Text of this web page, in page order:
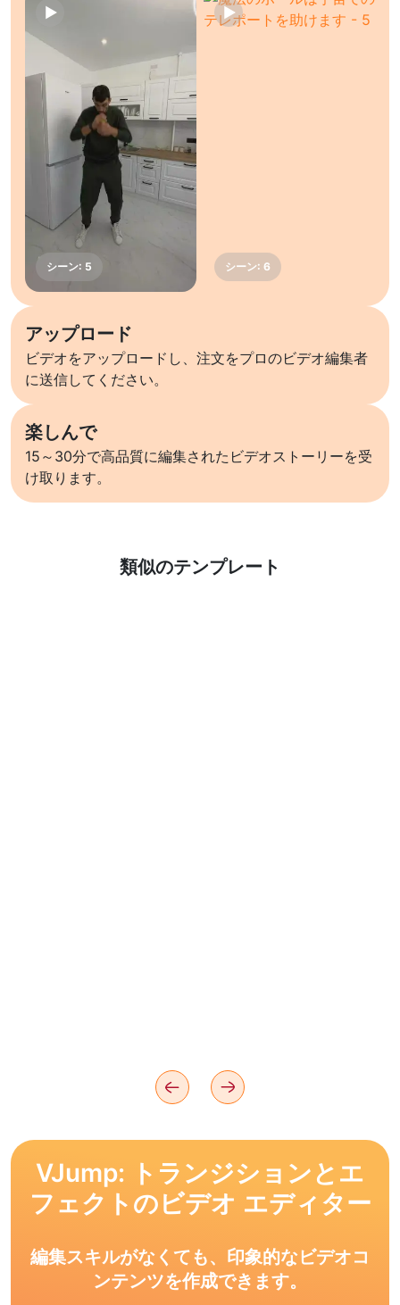
アップロード
ビデオをアップロードし、注文をプロのビデオ編集者
に送信してください。
楽しんで
15～30分で高品質に編集されたビデオストーリーを受
け取ります。
類似のテンプレート
詳しくはこちら
VJump: トランジションとエ
フェクトのビデオ エディター
編集スキルがなくても、印象的なビデオコ
ンテンツを作成できます。